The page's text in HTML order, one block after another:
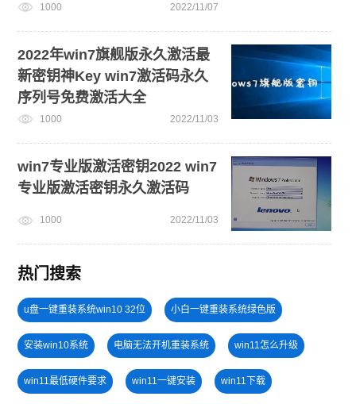
1000 2022/11/07
2022年win7旗舰版永久激活最
新密钥神Key win7激活码永久
序列号免费激活大全
1000 2022/11/03
win7专业版激活密钥2022 win7
专业版激活密钥永久激活码
1000 2022/11/03
热门搜索
u盘一键重装系统win10 32位 小白一键重装系统绿色版
安装win10系统 电脑无法开机重装系统 win11怎么升级
win11最低硬件要求 win11一键安装 win11下载